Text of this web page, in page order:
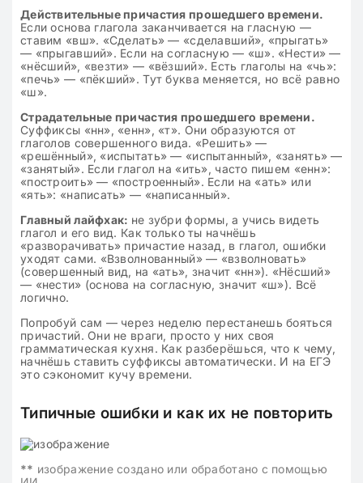
Действительные причастия прошедшего времени.
Если основа глагола заканчивается на гласную —
ставим «вш». «Сделать» — «сделавший», «прыгать»
— «прыгавший». Если на согласную — «ш». «Нести» —
«нёсший», «везти» — «вёзший». Есть глаголы на «чь»:
«печь» — «пёкший». Тут буква меняется, но всё равно
«ш».
Страдательные причастия прошедшего времени.
Суффиксы «нн», «енн», «т». Они образуются от
глаголов совершенного вида. «Решить» —
«решённый», «испытать» — «испытанный», «занять» —
«занятый». Если глагол на «ить», часто пишем «енн»:
«построить» — «построенный». Если на «ать» или
«ять»: «написать» — «написанный».
Главный лайфхак: не зубри формы, а учись видеть
глагол и его вид. Как только ты начнёшь
«разворачивать» причастие назад, в глагол, ошибки
уходят сами. «Взволнованный» — «взволновать»
(совершенный вид, на «ать», значит «нн»). «Нёсший»
— «нести» (основа на согласную, значит «ш»). Всё
логично.
Попробуй сам — через неделю перестанешь бояться
причастий. Они не враги, просто у них своя
грамматическая кухня. Как разберёшься, что к чему,
начнёшь ставить суффиксы автоматически. И на ЕГЭ
это сэкономит кучу времени.
Типичные ошибки и как их не повторить
** изображение создано или обработано с помощью